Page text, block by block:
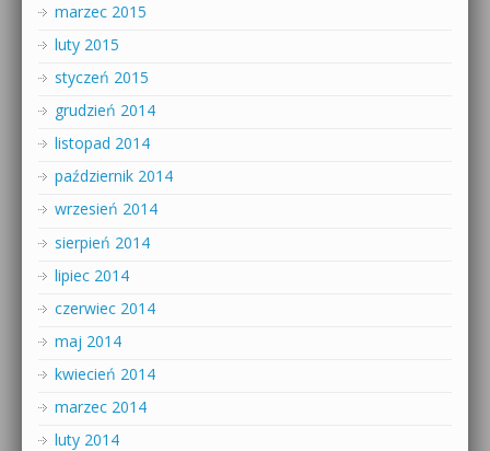
marzec 2015
luty 2015
styczeń 2015
grudzień 2014
listopad 2014
październik 2014
wrzesień 2014
sierpień 2014
lipiec 2014
czerwiec 2014
maj 2014
kwiecień 2014
marzec 2014
luty 2014